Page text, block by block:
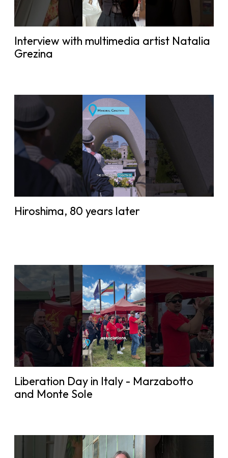
Interview with multimedia artist Natalia
Grezina
Hiroshima, 80 years later
Liberation Day in Italy - Marzabotto
and Monte Sole